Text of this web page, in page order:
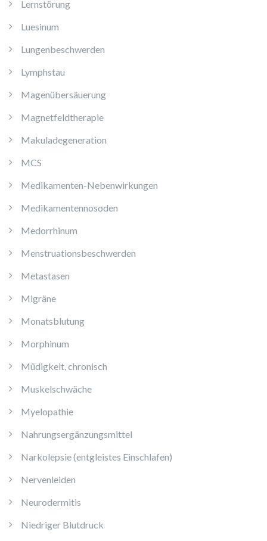
Lernstörung
Luesinum
Lungenbeschwerden
Lymphstau
Magenübersäuerung
Magnetfeldtherapie
Makuladegeneration
MCS
Medikamenten-Nebenwirkungen
Medikamentennosoden
Medorrhinum
Menstruationsbeschwerden
Metastasen
Migräne
Monatsblutung
Morphinum
Müdigkeit, chronisch
Muskelschwäche
Myelopathie
Nahrungsergänzungsmittel
Narkolepsie (entgleistes Einschlafen)
Nervenleiden
Neurodermitis
Niedriger Blutdruck